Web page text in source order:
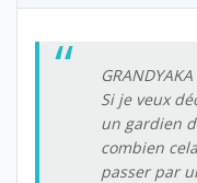
Si je veux
un gardien
combien
passer par